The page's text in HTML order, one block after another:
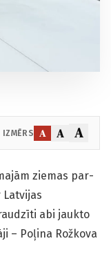
IZMĒRS A A A
ziemas par­
Latvijas
abi jaukto
– Poļina Rožkova